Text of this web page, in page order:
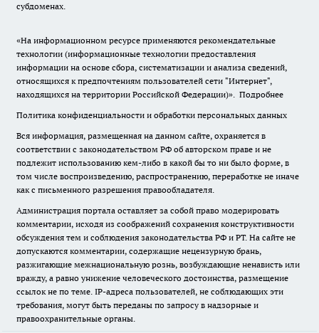
субдоменах.
«На информационном ресурсе применяются рекомендательные
технологии (информационные технологии предоставления
информации на основе сбора, систематизации и анализа сведений,
относящихся к предпочтениям пользователей сети "Интернет",
находящихся на территории Российской Федерации)». Подробнее
Политика конфиденциальности и обработки персональных данных
Вся информация, размещенная на данном сайте, охраняется в
соответствии с законодательством РФ об авторском праве и не
подлежит использованию кем-либо в какой бы то ни было форме, в
том числе воспроизведению, распространению, переработке не иначе
как с письменного разрешения правообладателя.
Администрация портала оставляет за собой право модерировать
комментарии, исходя из соображений сохранения конструктивности
обсуждения тем и соблюдения законодательства РФ и РТ. На сайте не
допускаются комментарии, содержащие нецензурную брань,
разжигающие межнациональную рознь, возбуждающие ненависть или
вражду, а равно унижение человеческого достоинства, размещение
ссылок не по теме. IP-адреса пользователей, не соблюдающих эти
требования, могут быть переданы по запросу в надзорные и
правоохранительные органы.